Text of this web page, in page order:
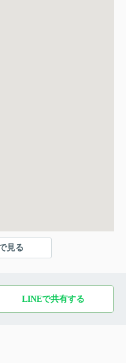
見る
LINEで共有する